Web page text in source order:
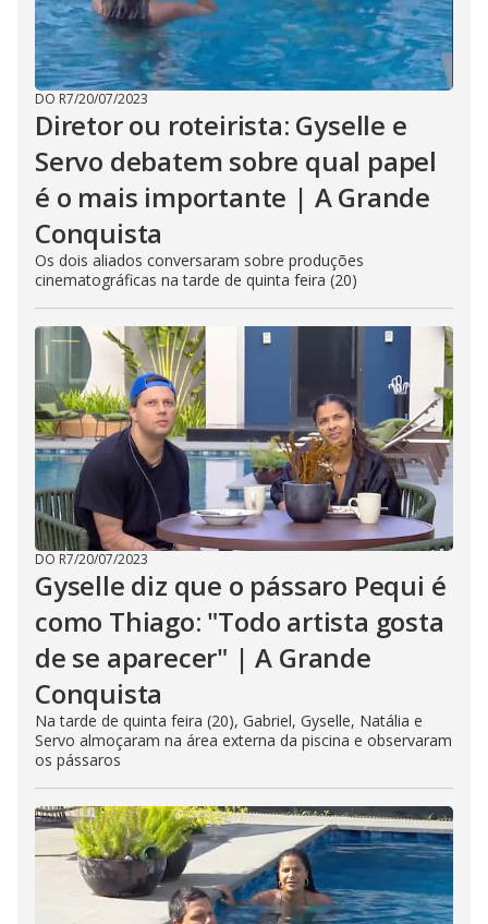
DO R7/20/07/2023
Diretor ou roteirista: Gyselle e
Servo debatem sobre qual papel
é o mais importante | A Grande
Conquista
Os dois aliados conversaram sobre produções
cinematográficas na tarde de quinta feira (20)
DO R7/20/07/2023
Gyselle diz que o pássaro Pequi é
como Thiago: "Todo artista gosta
de se aparecer" | A Grande
Conquista
Na tarde de quinta feira (20), Gabriel, Gyselle, Natália e
Servo almoçaram na área externa da piscina e observaram
os pássaros